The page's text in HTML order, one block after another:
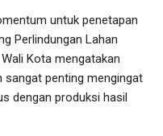
untuk penetapan
Perlindungan Lahan
Kota mengatakan
sangat penting mengingat
dengan produksi hasil